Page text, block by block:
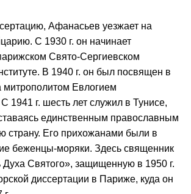
Афанасьев уезжает на
С 1930 г. он начинает
Свято-Сергиевском
В 1940 г. он был посвящен в
митрополитом Евлогием
1941 г. шесть лет служил в Тунисе,
единственным православным
страну. Его прихожанами были в
беженцы-моряки. Здесь священник
Духа Святого», защищенную в 1950 г.
диссертации в Париже, куда он